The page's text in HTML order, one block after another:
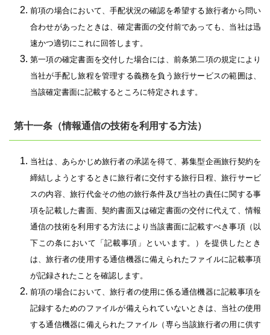
前項の場合において、手配状況の確認を希望する旅行者から問い
合わせがあったときは、確定書面の交付前であっても、当社は迅
速かつ適切にこれに回答します。
第一項の確定書面を交付した場合には、前条第二項の規定により
当社が手配し旅程を管理する義務を負う旅行サービスの範囲は、
当該確定書面に記載するところに特定されます。
第十一条（情報通信の技術を利用する方法）
当社は、あらかじめ旅行者の承諾を得て、募集型企画旅行契約を
締結しようとするときに旅行者に交付する旅行日程、旅行サービ
スの内容、旅行代金その他の旅行条件及び当社の責任に関する事
項を記載した書面、契約書面又は確定書面の交付に代えて、情報
通信の技術を利用する方法により当該書面に記載すべき事項（以
下この条において「記載事項」といいます。）を提供したとき
は、旅行者の使用する通信機器に備えられたファイルに記載事項
が記録されたことを確認します。
前項の場合において、旅行者の使用に係る通信機器に記載事項を
記録するためのファイルが備えられていないときは、当社の使用
する通信機器に備えられたファイル（専ら当該旅行者の用に供す